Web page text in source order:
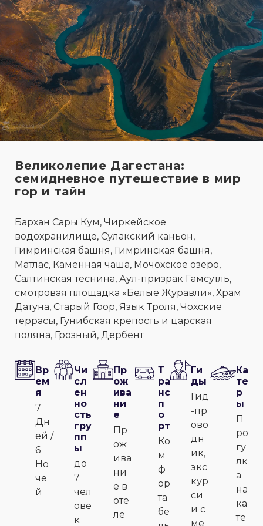
Великолепие Дагестана:
семидневное путешествие в мир
гор и тайн
Бархан Сары Кум, Чиркейское
водохранилище, Сулакский каньон,
Гимринская башня, Гимринская башня,
Матлас, Каменная чаша, Мочохское озеро,
Салтинская теснина, Аул-призрак Гамсутль,
смотровая площадка «Белые Журавли», Храм
Датуна, Старый Гоор, Язык Троля, Чохские
террасы, Гунибская крепость и царская
поляна, Грозный, Дербент
Вр
ем
я
7
Дн
ей /
6
Но
че
й
Чи
сл
ен
но
сть
гру
пп
ы
до
7
чел
ове
к
Пр
ож
ива
ни
е
Пр
ож
ива
ни
е в
оте
ле
Т
ра
нс
п
о
рт
Ко
м
ф
ор
та
бе
Ги
ды
Гид
-пр
ово
дн
ик,
экс
кур
си
и с
ме
Ка
те
р
ы
П
ро
гу
лк
а
на
ка
те